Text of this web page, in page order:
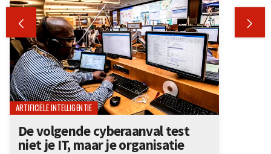
 
ARTIFICIËLE INTELLIGENTIE
De volgende cyberaanval test
niet je IT, maar je organisatie